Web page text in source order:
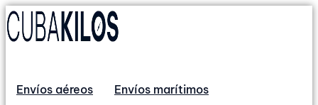
Envíos aéreos Envíos marítimos